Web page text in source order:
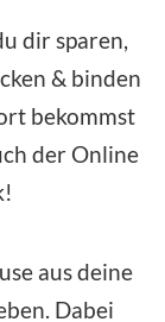
dir sparen,
& binden
bekommst
der Online
aus deine
Dabei